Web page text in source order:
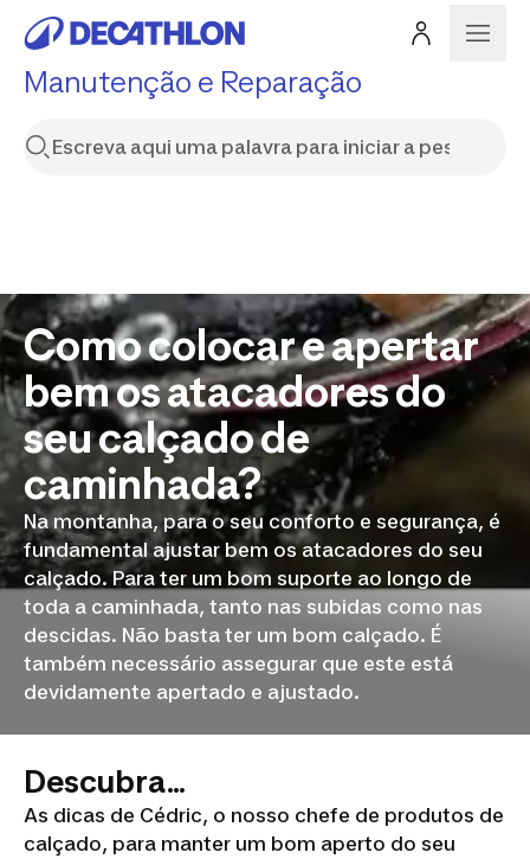
Manutenção e Reparação
Como colocar e apertar
bem os atacadores do
seu calçado de
caminhada?
Na montanha, para o seu conforto e segurança, é
fundamental ajustar bem os atacadores do seu
calçado. Para ter um bom suporte ao longo de
toda a caminhada, tanto nas subidas como nas
descidas. Não basta ter um bom calçado. É
também necessário assegurar que este está
devidamente apertado e ajustado.
Descubra...
As dicas de Cédric, o nosso chefe de produtos de
calçado, para manter um bom aperto do seu